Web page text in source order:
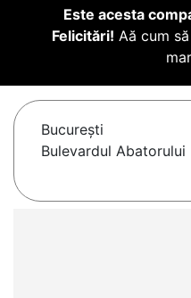
Este acesta
Felicitări! Aă cum
Bucureşti
Bulevardul Abatorului